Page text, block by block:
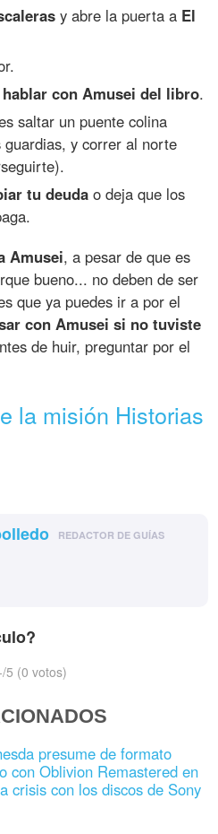
y abre la puerta a El
hablar con Amusei del libro.
saltar un puente colina
y correr al norte
tu deuda o deja que los
Amusei, a pesar de que es
bueno... no deben de ser
que ya puedes ir a por el
con Amusei si no tuviste
de huir, preguntar por el
la misión Historias
REDACTOR DE GUÍAS
/5 (0 votos)
presume de formato
con Oblivion Remastered en
crisis con los discos de Sony